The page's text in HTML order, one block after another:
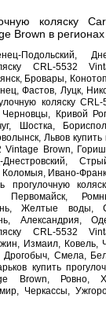
коляску
Brown в
Подольский,
CRL-5532
Бровары,
Фастов, Луцк,
коляску
Черновцы, Кривой
Шостка,
Львов купить
Vintage Brown,
Коломыя, Ивано-
прогулочную
Первомайск,
Желтые воды,
Александрия,
CRL-5532
Измаил, Ковель,
Дрогобыч, Смела,
купить
Brown, Ровно,
Черкассы,